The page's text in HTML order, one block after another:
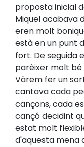
proposta inicial
Miquel acabava
eren molt
està en un punt
fort. De seguida
parèixer molt
Vàrem fer un
cantava cada
cançons, cada
cançó decidint
estat molt
d'aquesta mena